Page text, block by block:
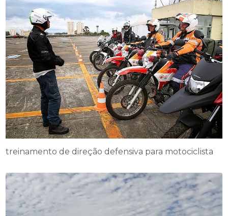
treinamento de direção defensiva para motociclista